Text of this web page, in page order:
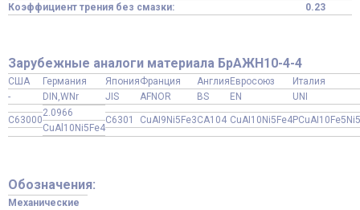
Коэффициент трения без смазки:
0.23
Зарубежные аналоги материала БрАЖН10-4-4
США Германия ЯпонияФранция Англия Евросоюз
Италия
-
DIN,WNr JIS AFNOR BS EN UNI
C63000
2.0966
CuAl10Ni5Fe4
C6301 CuAI9Ni5Fe3CA104 CuAI10Ni5Fe4PCuAI10Fe5Ni5
Обозначения:
Механические